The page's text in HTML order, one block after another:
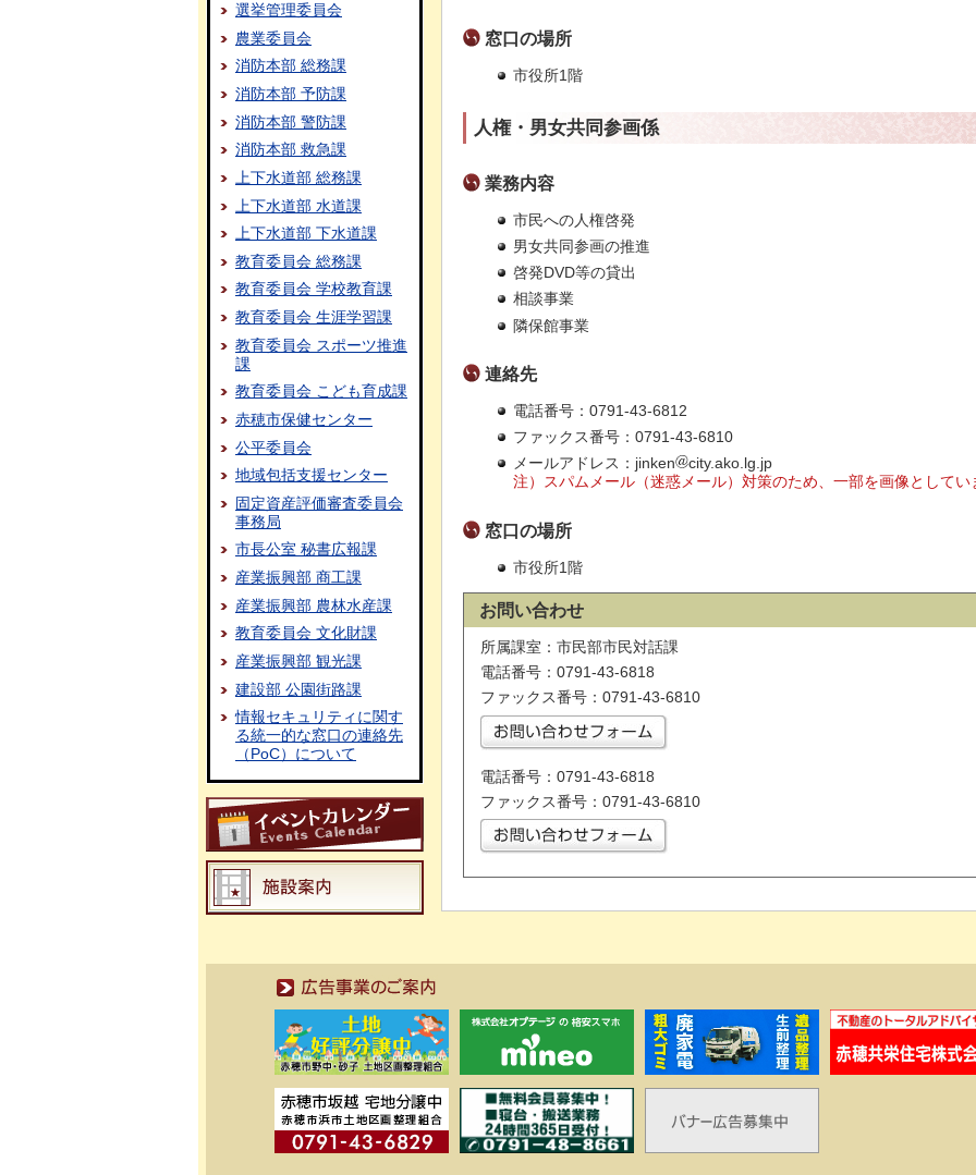
選挙管理委員会
農業委員会
消防本部 総務課
消防本部 予防課
消防本部 警防課
消防本部 救急課
上下水道部 総務課
上下水道部 水道課
上下水道部 下水道課
教育委員会 総務課
教育委員会 学校教育課
教育委員会 生涯学習課
教育委員会 スポーツ推進
課
教育委員会 こども育成課
赤穂市保健センター
公平委員会
地域包括支援センター
固定資産評価審査委員会
事務局
市長公室 秘書広報課
産業振興部 商工課
産業振興部 農林水産課
教育委員会 文化財課
産業振興部 観光課
建設部 公園街路課
情報セキュリティに関す
る統一的な窓口の連絡先
（PoC）について
窓口の場所
市役所1階
人権・男女共同参画係
業務内容
市民への人権啓発
男女共同参画の推進
啓発DVD等の貸出
相談事業
隣保館事業
連絡先
電話番号：0791-43-6812
ファックス番号：0791-43-6810
メールアドレス：jinken
city.ako.lg.jp
注）スパムメール（迷惑メール）対策のため、一部を画像としてい
窓口の場所
市役所1階
お問い合わせ
所属課室：市民部市民対話課
電話番号：0791-43-6818
ファックス番号：0791-43-6810
電話番号：0791-43-6818
ファックス番号：0791-43-6810
広告事業のご案内